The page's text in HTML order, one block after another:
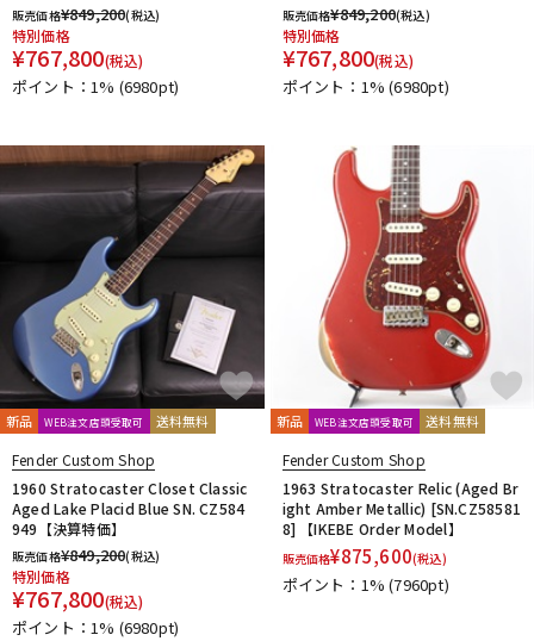
販売価格¥849,200(税込)
特別価格
¥767,800(税込)
ポイント：1% (6980pt)
販売価格¥849,200(税込)
特別価格
¥767,800(税込)
ポイント：1%(6980pt)
新品 WEB注文店頭受取可 送料無料
Fender Custom Shop
1960 Stratocaster Closet Classic
Aged Lake Placid Blue SN. CZ584
949【決算特価】
販売価格¥849,200(税込)
特別価格
¥767,800(税込)
ポイント：1% (6980pt)
新品 WEB注文店頭受取可 送料無料
Fender Custom Shop
1963 Stratocaster Relic (Aged Br
ight Amber Metallic) [SN.CZ58581
8] 【IKEBE Order Model】
販売価格¥875,600(税込)
ポイント：1%(7960pt)